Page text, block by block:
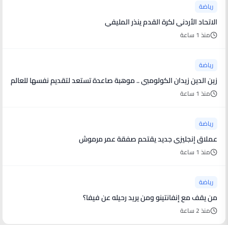
رياضة
الاتحاد الأردني لكرة القدم ينذر المليفي
منذ 1 ساعة
رياضة
زين الدين زيدان الكولومبي .. موهبة صاعدة تستعد لتقديم نفسها للعالم
منذ 1 ساعة
رياضة
عملاق إنجليزي جديد يقتحم صفقة عمر مرموش
منذ 1 ساعة
رياضة
من يقف مع إنفانتينو ومن يريد رحيله عن فيفا؟
منذ 2 ساعة